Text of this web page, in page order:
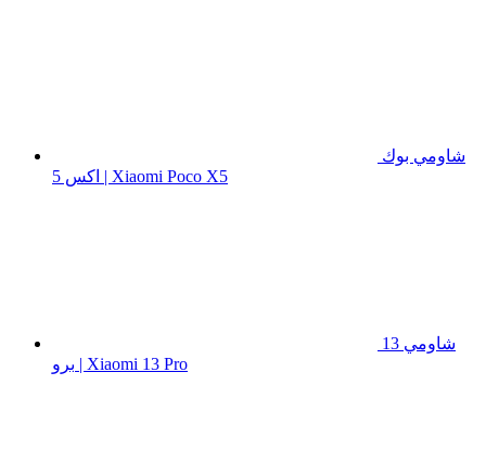
شاومي بوك
اكس 5 | Xiaomi Poco X5
شاومي 13
برو | Xiaomi 13 Pro